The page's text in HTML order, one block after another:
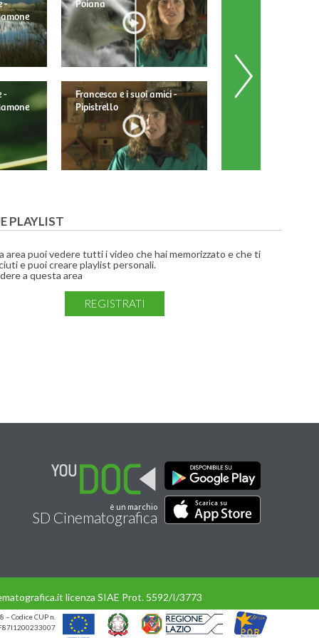
-
-
Poiana
Francesca e i suoi amici -
Pipistrello
Francesca e i suoi
PLAYLIST
area puoi vedere tutti i video che hai memorizzato e che ti
e puoi creare playlist personali.
a questa area
REGISTRATI
è un marchio
SD Cinematografica
licenza SIAE Prot. 5592/I/3773
– Codice CUP n.